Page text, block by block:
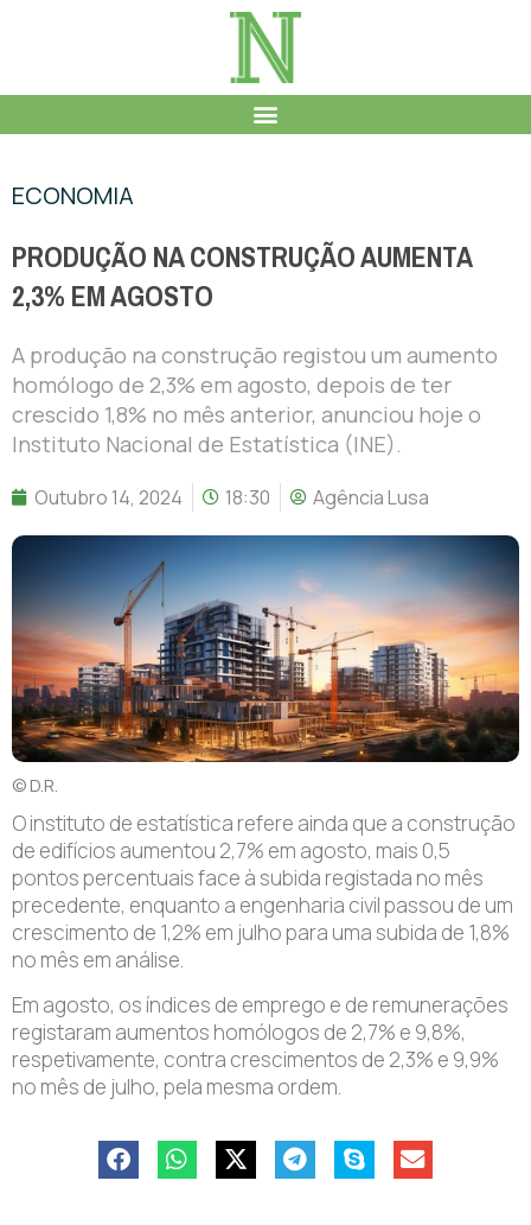
ECONOMIA
PRODUÇÃO NA CONSTRUÇÃO AUMENTA
2,3% EM AGOSTO
A produção na construção registou um aumento
homólogo de 2,3% em agosto, depois de ter
crescido 1,8% no mês anterior, anunciou hoje o
Instituto Nacional de Estatística (INE).
Outubro 14, 2024 18:30 Agência Lusa
© D.R.
Oinstituto de estatística refere ainda que a construção
de edifícios aumentou 2,7% em agosto, mais 0,5
pontos percentuais face à subida registada no mês
precedente, enquanto a engenharia civil passou de um
crescimento de 1,2% em julho para uma subida de 1,8%
no mês em análise.
Em agosto, os índices de emprego e de remunerações
registaram aumentos homólogos de 2,7% e 9,8%,
respetivamente, contra crescimentos de 2,3% e 9,9%
no mês de julho, pela mesma ordem.